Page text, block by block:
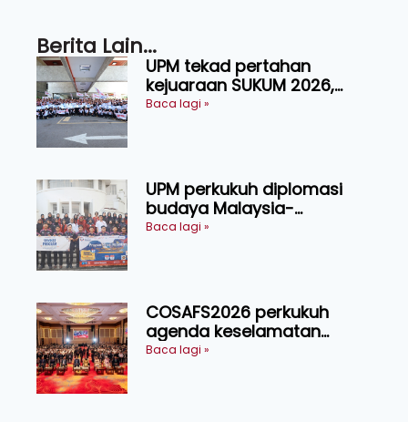
Berita Lain...
UPM tekad pertahan
kejuaraan SUKUM 2026,
sasar 16 pingat emas
Baca lagi »
UPM perkukuh diplomasi
budaya Malaysia-
Indonesia melalui Narasi
Baca lagi »
COSAFS2026 perkukuh
agenda keselamatan
makanan, AgriHub pacu
Baca lagi »